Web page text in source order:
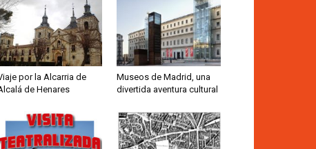
por la Alcarria de
de Henares
Museos de Madrid, una
divertida aventura cultural